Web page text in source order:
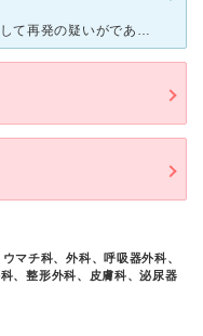
幼い頃から喘息に悩まされており、成人して再発の疑いがであったため、知人に紹介されてこちらの病院に通院しました。気管支が狭くなっているような感じと息苦しさの症状があり、呼吸器内科の専門医にかかりました。
マチ科、外科、呼吸器外科、
、整形外科、皮膚科、泌尿器